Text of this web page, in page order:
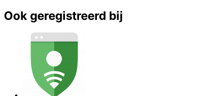
Ook geregistreerd bij